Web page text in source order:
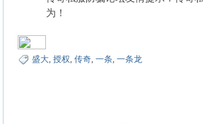
为！
盛大, 授权, 传奇, 一条, 一条龙